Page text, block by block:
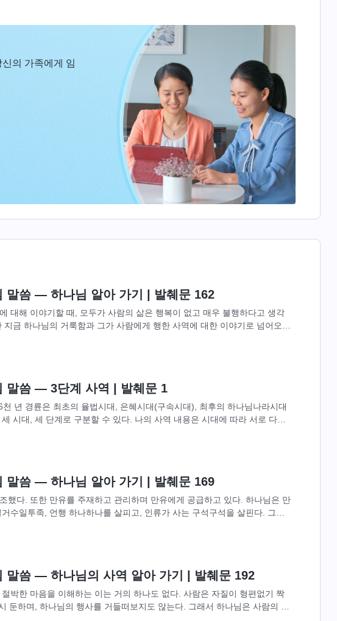
의 가족에게 임
말씀 ― 하나님 알아 가기 | 발췌문 162
대해 이야기할 때, 모두가 사람의 삶은 행복이 없고 매우 불행하다고 생각
지금 하나님의 거룩함과 그가 사람에게 행한 사역에 대한 이야기로 넘어오
말씀 ― 3단계 사역 | 발췌문 1
년 경륜은 최초의 율법시대, 은혜시대(구속시대), 최후의 하나님나라시대
시대, 세 단계로 구분할 수 있다. 나의 사역 내용은 시대에 따라 서로 다르
말씀 ― 하나님 알아 가기 | 발췌문 169
했다. 또한 만유를 주재하고 관리하며 만유에게 공급하고 있다. 하나님은 만
수일투족, 언행 하나하나를 살피고, 인류가 사는 구석구석을 살핀다. 그래
말씀 ― 하나님의 사역 알아 가기 | 발췌문 192
박한 마음을 이해하는 이는 거의 하나도 없다. 사람은 자질이 형편없기 짝
둔하며, 하나님의 행사를 거들떠보지도 않는다. 그래서 하나님은 사람의 야